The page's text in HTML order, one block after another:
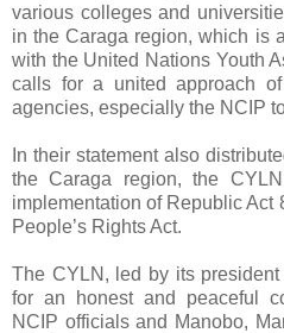
various colleges and
in the Caraga region, which is
with the United Nations Youth
calls for a united approach
agencies, especially the NCIP
In their statement also
the Caraga region, the
implementation of Republic Act
People’s Rights Act.
The CYLN, led by its
for an honest and peaceful
NCIP officials and Manobo,